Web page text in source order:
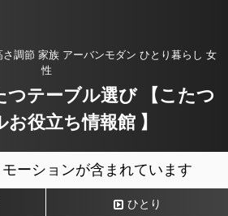
さ調節 家族 アーバンモダン ひとり暮らし 女
性
つテーブル選び 【こたつ
役立ち情報館 】
ーションが含まれています
ひとり